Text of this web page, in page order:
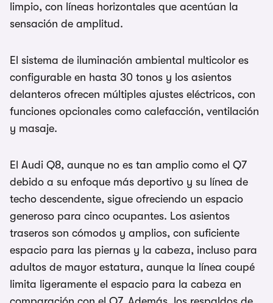
limpio, con líneas horizontales que acentúan la
sensación de amplitud.
El sistema de iluminación ambiental multicolor es
configurable en hasta 30 tonos y los asientos
delanteros ofrecen múltiples ajustes eléctricos, con
funciones opcionales como calefacción, ventilación
y masaje.
El Audi Q8, aunque no es tan amplio como el Q7
debido a su enfoque más deportivo y su línea de
techo descendente, sigue ofreciendo un espacio
generoso para cinco ocupantes. Los asientos
traseros son cómodos y amplios, con suficiente
espacio para las piernas y la cabeza, incluso para
adultos de mayor estatura, aunque la línea coupé
limita ligeramente el espacio para la cabeza en